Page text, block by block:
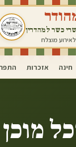
כשר למהדרין
מוצלח
חינה אזכרות